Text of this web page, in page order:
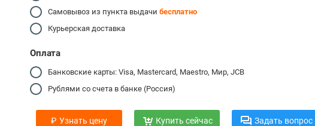
Самовывоз из пункта выдачибесплатно
Курьерская доставка
Оплата
Банковские карты: Visa, Mastercard, Maestro, Мир, JCB
Рублями со счета в банке (Россия)
₽ Узнать цену Купить сейчас Задать вопрос